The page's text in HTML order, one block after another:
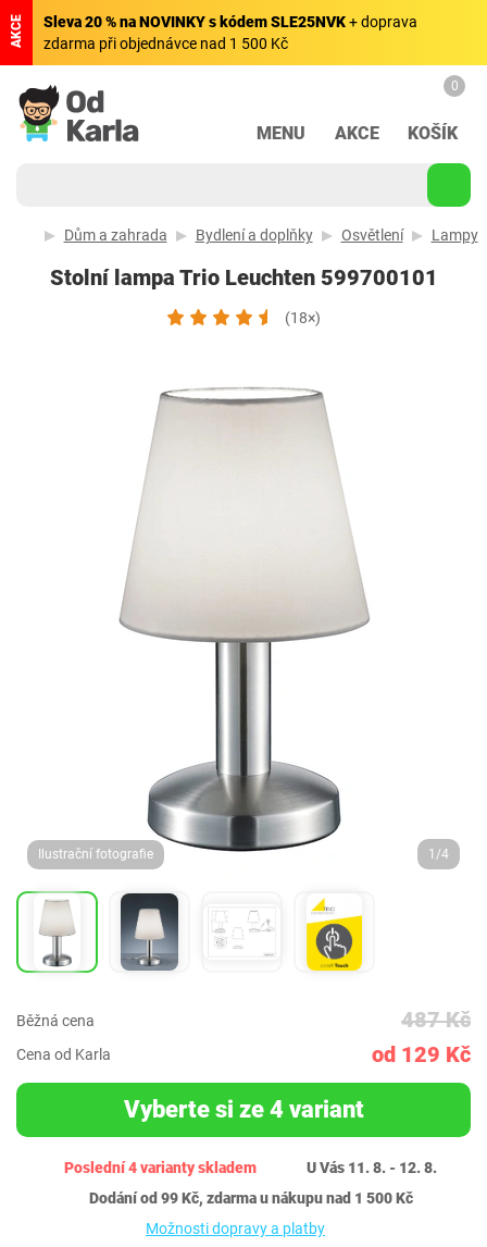
AKCE Sleva 20 % na NOVINKY s kódem SLE25NVK+ doprava
zdarma při objednávce nad 1 500 Kč
MENU AKCE
0
KOŠÍK
Dům a zahrada Bydlení a doplňky Osvětlení Lampy
Stolní lampa Trio Leuchten 599700101
(18×)
Ilustrační fotografie 1/4
Běžná cena 487 Kč
Cena od Karla od 129 Kč
Vyberte si ze 4 variant
Poslední 4 varianty skladem
U Vás 11. 8. - 12. 8.
Dodání od 99 Kč, zdarma u nákupu nad 1 500 Kč
Možnosti dopravy a platby